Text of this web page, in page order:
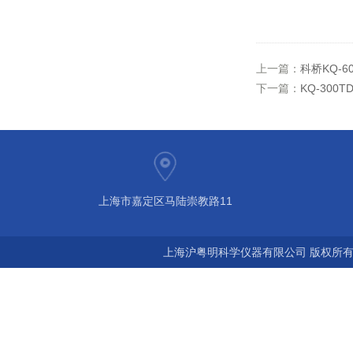
上一篇： 科桥KQ-
下一篇： KQ-
上海市嘉定区马陆崇教路11
上海沪粤明科学仪器有限公司 版权所